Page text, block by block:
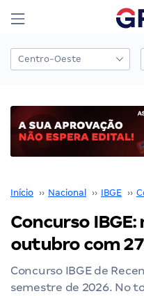
Início ›› Nacional ›› IBGE ››
Concurso
outubro com
Concurso IBGE de
semestre de 2026. No